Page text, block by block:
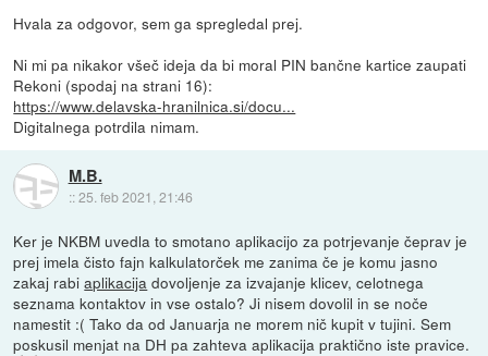
Hvala za odgovor, sem ga spregledal prej.
Ni mi pa nikakor všeč ideja da bi moral PIN bančne kartice zaupati
Rekoni (spodaj na strani 16):
https://www.delavska-hranilnica.si/docu...
Digitalnega potrdila nimam.
M.B.
::25. feb 2021, 21:46
Ker je NKBM uvedla to smotano aplikacijo za potrjevanje čeprav je
prej imela čisto fajn kalkulatorček me zanima če je komu jasno
zakaj rabiaplikacija dovoljenje za izvajanje klicev, celotnega
seznama kontaktov in vse ostalo? Ji nisem dovolil in se noče
namestit :( Tako da od Januarja ne morem nič kupit v tujini. Sem
poskusil menjat na DH pa zahteva aplikacija praktično iste pravice.